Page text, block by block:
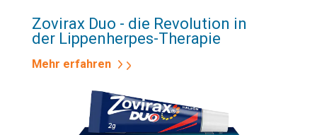
Zovirax Duo - die Revolution in
der Lippenherpes-Therapie
Mehr erfahren
Rezeptfrei erhältlich
Mehr erfahren
Lippenherpes -Bläschen
Mehr erfahren